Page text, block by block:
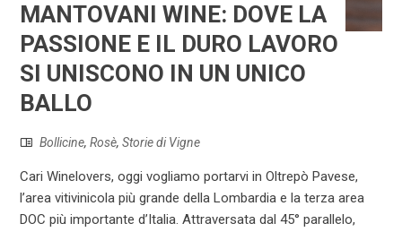
MANTOVANI WINE: DOVE LA
PASSIONE E IL DURO LAVORO
SI UNISCONO IN UN UNICO
BALLO
Bollicine,Rosè,Storie di Vigne
Cari Winelovers, oggi vogliamo portarvi in Oltrepò Pavese,
l’area vitivinicola più grande della Lombardia e la terza area
DOC più importante d’Italia. Attraversata dal 45° parallelo,